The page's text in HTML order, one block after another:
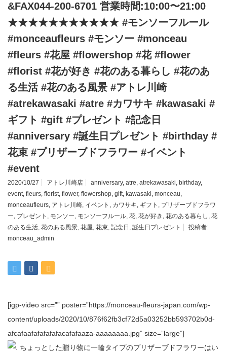
&FAX044-200-6701 営業時間:10:00〜21:00
★★★★★★★★★★★ #モンソーフルール
#monceaufleurs #モンソー #monceau
#fleurs #花屋 #flowershop #花 #flower
#florist #花が好き #花のある暮らし #花のあ
る生活 #花のある風景 #アトレ川崎
#atrekawasaki #atre #カワサキ #kawasaki #
ギフト #gift #プレゼント #記念日
#anniversary #誕生日プレゼント #birthday #
花束 #プリザーブドフラワー #イベント
#event
2020/10/27 アトレ川崎店 anniversary, atre, atrekawasaki, birthday,
event, fleurs, florist, flower, flowershop, gift, kawasaki, monceau,
monceaufleurs, アトレ川崎, イベント , カワサキ, ギフト , プリザーブドフラワ
ー, プレゼント , モンソー, モンソーフルール, 花, 花が好き , 花のある暮らし , 花
のある生活, 花のある風景, 花屋, 花束, 記念日 , 誕生日プレゼント
投稿者:
monceau_admin
[igp-video src=”” poster=”https://monceau-fleurs-japan.com/wp-
content/uploads/2020/10/876f62fb3cf72d5a03252bb593702b0d-
afcafaafafafafafacafafaaza-aaaaaaaa.jpg” size=”large”]